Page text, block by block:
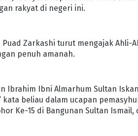
rakyat di negeri ini.
Zarkashi turut mengajak Ahli-
penuh amanah.
Ibrahim Ibni Almarhum Sultan
beliau dalam ucapan
Ke-15 di Bangunan Sultan